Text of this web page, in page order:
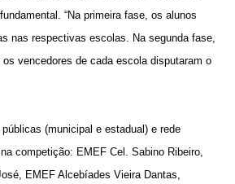
“Na primeira fase, os alunos
nas respectivas escolas. Na segunda fase,
vencedores de cada escola disputaram o
(municipal e estadual) e rede
competição: EMEF Cel. Sabino Ribeiro,
EMEF Alcebíades Vieira Dantas,